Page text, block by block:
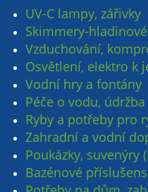
UV-C lampy, zářivky
Skimmery-
Vzduchování,
Osvětlení, elektro k
Vodní hry a fontány
Péče o vodu,
Ryby a potřeby pro
Zahradní a vodní
Poukázky, suvenýry
Bazénové